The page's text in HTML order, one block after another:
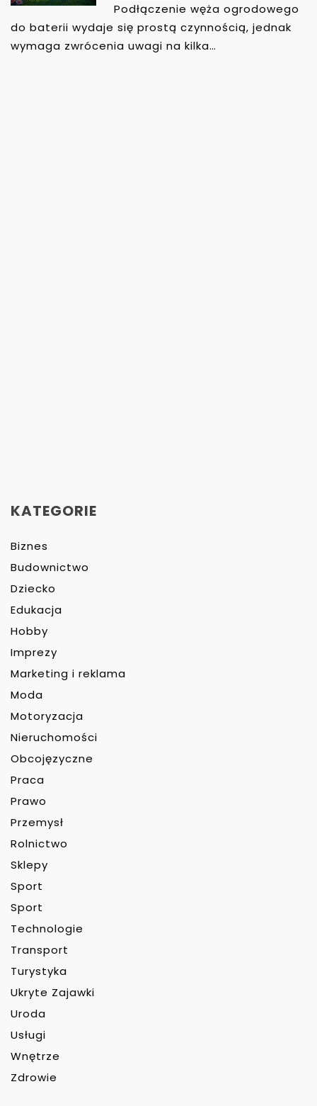
Podłączenie węża ogrodowego
do baterii wydaje się prostą czynnością, jednak
wymaga zwrócenia uwagi na kilka…
KATEGORIE
Biznes
Budownictwo
Dziecko
Edukacja
Hobby
Imprezy
Marketing i reklama
Moda
Motoryzacja
Nieruchomości
Obcojęzyczne
Praca
Prawo
Przemysł
Rolnictwo
Sklepy
Sport
Sport
Technologie
Transport
Turystyka
Ukryte Zajawki
Uroda
Usługi
Wnętrze
Zdrowie